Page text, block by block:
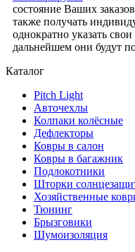
состояние Ваших
также получать
однократно указать
дальнейшем они будут
Каталог
Pitch Light
Авточехлы
Колпаки колёсные
Дефлекторы
Ковры в салон
Ковры в багажник
Подлокотники
Шторки
Хозяйственные
Тюнинг
Брызговики
Шумоизоляция